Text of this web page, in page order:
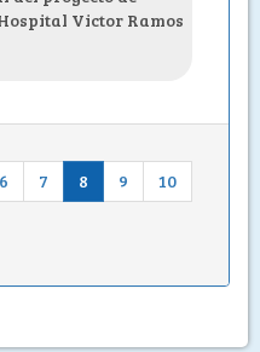
Victor Ramos
6 7 8 9
10